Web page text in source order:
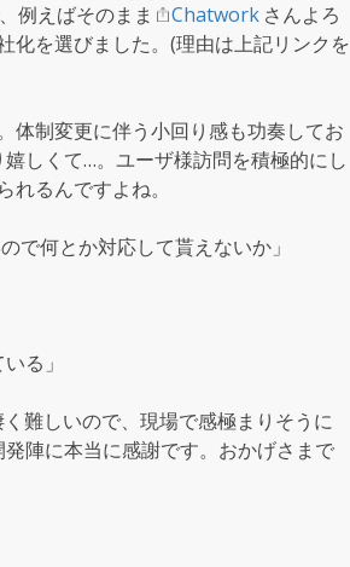
例えばそのまま Chatwork さんよろ
化を選びました。(理由は上記リンクを
体制変更に伴う小回り感も功奏してお
しくて…。ユーザ様訪問を積極的にし
るんですよね。
で何とか対応して貰えないか」
る」
難しいので、現場で感極まりそうに
陣に本当に感謝です。おかげさまで